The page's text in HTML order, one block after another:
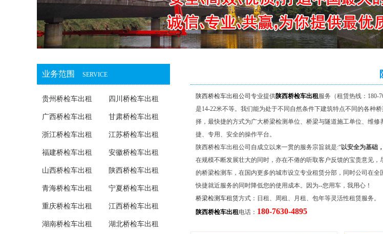
业务范围 SERVICE
贵州桥检车出租 四川桥检车出租
广西桥检车出租 甘肃桥检车出租
浙江桥检车出租 江苏桥检车出租
福建桥检车出租 安徽桥检车出租
山西桥检车出租 陕西桥检车出租
青海桥检车出租 宁夏桥检车出租
重庆桥检车出租 江西桥检车出租
湖南桥检车出租 湖北桥检车出租
陕西桥检车出租公司 专业提供陕西桥检车出租服务（租赁热线：180-
是14-22米不等。我们能为处于不同自然条件下建筑特点不同的各种
择，最快捷的方式为广大桥梁检测单位、桥梁与隧道施工单位、维
捷、专用、安全的操作平台。
陕西桥检车出租公司自成立以来一贯的服务宗旨就是:“以安全为基础
在规模不断发展壮大的同时，亦在不倦的听取客户反馈的宝贵意见
的桥梁检测车，在国内更多的城市设立专业租赁分部，同时公司在
快捷就近服务的同时降低您的使用成本。因为--您用车，我用心！
桥梁检测车租赁方式：日租、周租、月租、包年等灵活性租赁服务。
陕西桥检车出租电话： 180-7630-4895